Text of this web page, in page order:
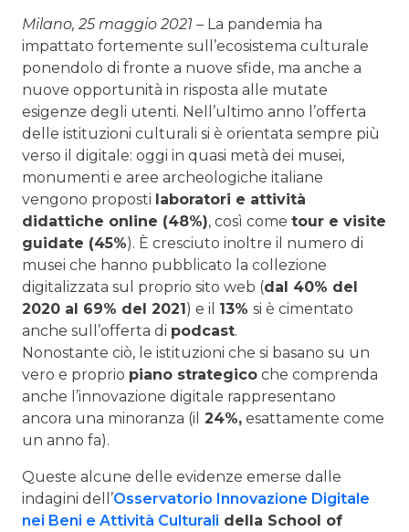
Milano, 25 maggio 2021 – La pandemia ha
impattato fortemente sull’ecosistema culturale
ponendolo di fronte a nuove sfide, ma anche a
nuove opportunità in risposta alle mutate
esigenze degli utenti. Nell’ultimo anno l’offerta
delle istituzioni culturali si è orientata sempre più
verso il digitale: oggi in quasi metà dei musei,
monumenti e aree archeologiche italiane
vengono proposti laboratori e attività
didattiche online (48%), così come tour e visite
guidate (45%). È cresciuto inoltre il numero di
musei che hanno pubblicato la collezione
digitalizzata sul proprio sito web (dal 40% del
2020 al 69% del 2021) e il 13% si è cimentato
anche sull’offerta di podcast.
Nonostante ciò, le istituzioni che si basano su un
vero e proprio piano strategico che comprenda
anche l’innovazione digitale rappresentano
ancora una minoranza (il 24%, esattamente come
un anno fa).
Queste alcune delle evidenze emerse dalle
indagini dell’Osservatorio Innovazione Digitale
nei Beni e Attività Culturali della School of